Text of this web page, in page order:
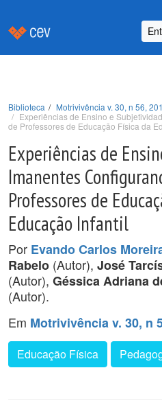
Biblioteca
Motrivivência v. 30, n 56,
Experiências de Ensino e
de Professores de Educação Física da
Experiências de
Imanentes
Professores de
Educação Infantil
Por Evando Carlos
Rabelo (Autor), José
(Autor), Géssica Adriana
(Autor).
Em Motrivivência v. 30, n
Educação Física